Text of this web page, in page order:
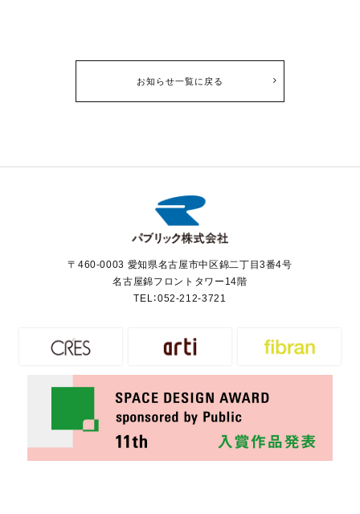
お知らせ一覧に戻る
〒460-0003 愛知県名古屋市中区錦二丁目3番4号
名古屋錦フロントタワー14階
TEL：052-212-3721